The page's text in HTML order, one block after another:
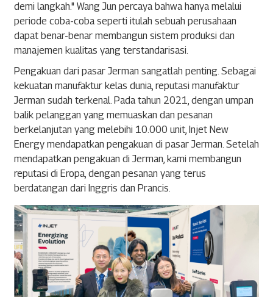
demi langkah." Wang Jun percaya bahwa hanya melalui
periode coba-coba seperti itulah sebuah perusahaan
dapat benar-benar membangun sistem produksi dan
manajemen kualitas yang terstandarisasi.
Pengakuan dari pasar Jerman sangatlah penting. Sebagai
kekuatan manufaktur kelas dunia, reputasi manufaktur
Jerman sudah terkenal. Pada tahun 2021, dengan umpan
balik pelanggan yang memuaskan dan pesanan
berkelanjutan yang melebihi 10.000 unit, Injet New
Energy mendapatkan pengakuan di pasar Jerman. Setelah
mendapatkan pengakuan di Jerman, kami membangun
reputasi di Eropa, dengan pesanan yang terus
berdatangan dari Inggris dan Prancis.